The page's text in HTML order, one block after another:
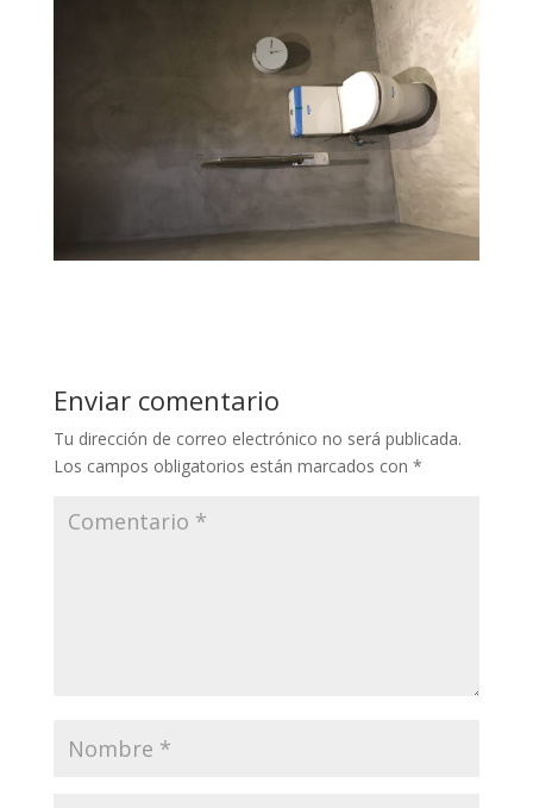
Enviar comentario
Tu dirección de correo electrónico no será publicada.
Los campos obligatorios están marcados con *